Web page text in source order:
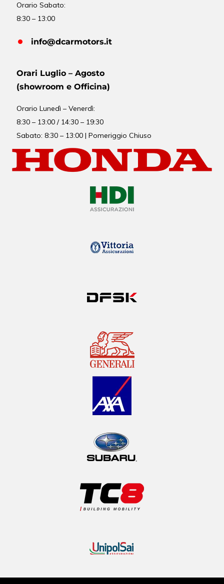
Orario Sabato:
8:30 – 13:00
info@dcarmotors.it
Orari Luglio – Agosto
(showroom e Officina)
OrarioLunedì – Venerdì:
8:30 – 13:00 / 14:30 – 19:30
Sabato: 8:30 – 13:00 | Pomeriggio Chiuso